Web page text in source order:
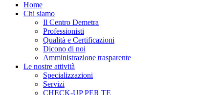
Home
Chi siamo
Il Centro Demetra
Professionisti
Qualità e Certificazioni
Dicono di noi
Amministrazione trasparente
Le nostre attività
Specializzazioni
Servizi
CHECK-UP PER TE